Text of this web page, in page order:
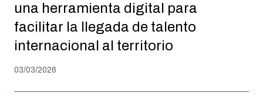
una herramienta digital para
facilitar la llegada de talento
internacional al territorio
03/03/2026